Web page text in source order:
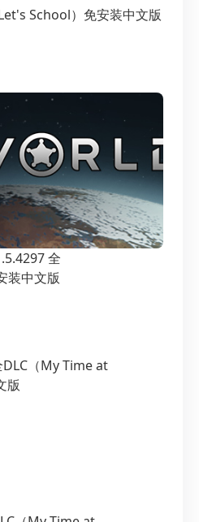
School）免安装中文版
全
装中文版